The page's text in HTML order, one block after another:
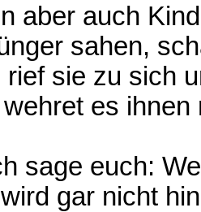
aber auch
sahen,
sie zu sich
es
sage euch:
gar nicht